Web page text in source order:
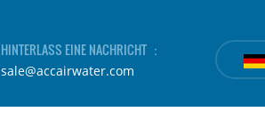
HINTERLASS EINE NACHRICHT ：
sale@accairwater.com